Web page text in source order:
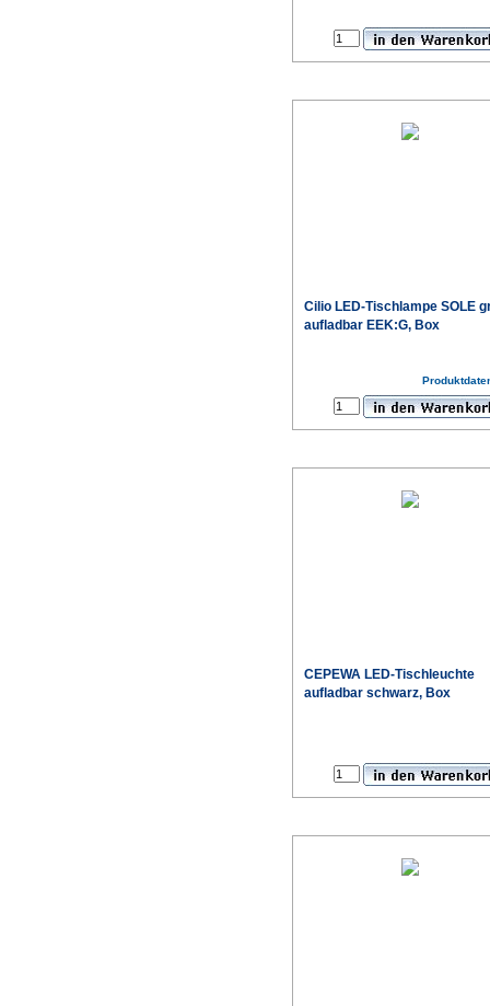
Cilio LED-Tischlampe SOLE
aufladbar EEK:G, Box
CEPEWA LED-Tischleuchte
aufladbar schwarz, Box